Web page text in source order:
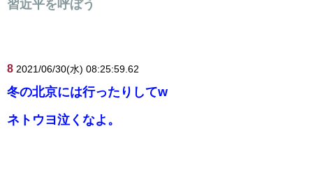
習近平を呼ぼう
8 2021/06/30(水) 08:25:59.62
冬の北京には行ったりしてw
ネトウヨ泣くなよ。